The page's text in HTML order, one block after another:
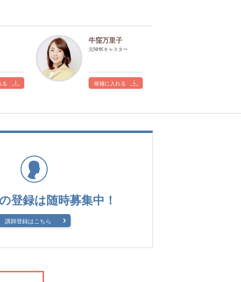
る
牛窪万里子
元NHKキャスター
候補に入れる
登録は随時募集中！
講師登録はこちら